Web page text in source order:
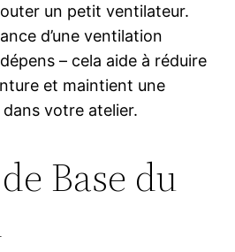
un petit ventilateur.
d’une ventilation
– cela aide à réduire
et maintient une
votre atelier.
Base du